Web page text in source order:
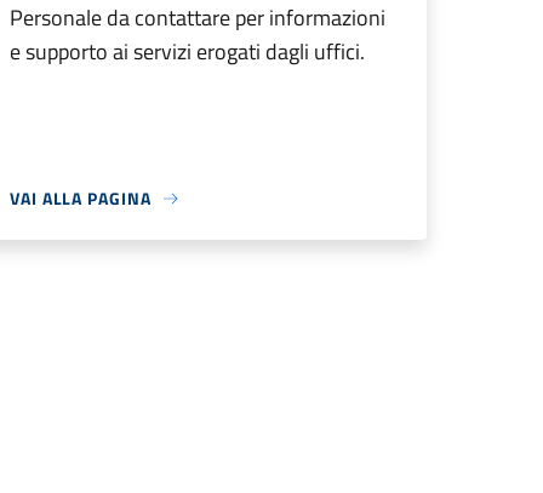
Personale da contattare per informazioni
e supporto ai servizi erogati dagli uffici.
VAI ALLA PAGINA